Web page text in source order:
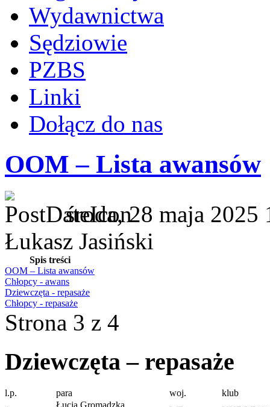
Wydawnictwa
Sędziowie
PZBS
Linki
Dołącz do nas
OOM – Lista awansów
środa, 28 maja
Łukasz Jasiński
Spis treści
OOM – Lista awansów
Chłopcy - awans
Dziewczęta - repasaże
Chłopcy - repasaże
Strona 3 z 4
Dziewczęta – repasaże
l.p. para woj.
klub
Łucja Gromadzka